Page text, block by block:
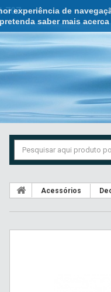
experiência de
saber mais
707
Acessórios